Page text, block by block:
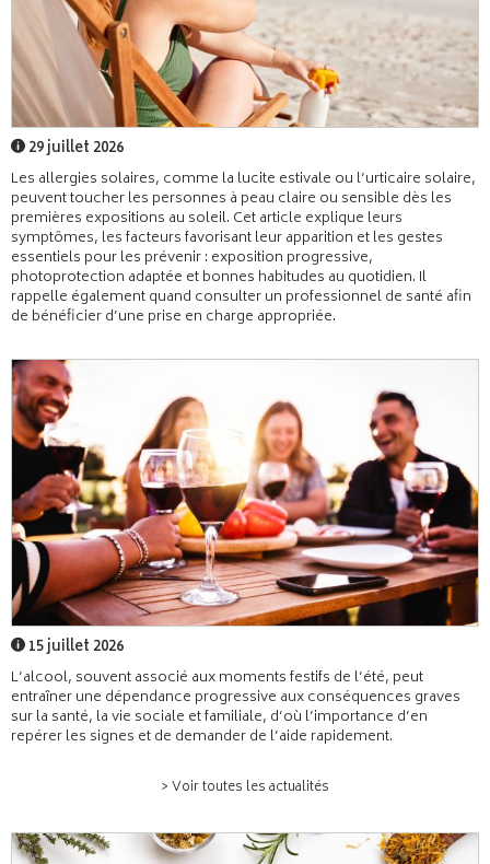
29 juillet 2026
Les allergies solaires, comme la lucite estivale ou l’urticaire solaire,
peuvent toucher les personnes à peau claire ou sensible dès les
premières expositions au soleil. Cet article explique leurs
symptômes, les facteurs favorisant leur apparition et les gestes
essentiels pour les prévenir : exposition progressive,
photoprotection adaptée et bonnes habitudes au quotidien. Il
rappelle également quand consulter un professionnel de santé afin
de bénéficier d’une prise en charge appropriée.
15 juillet 2026
L’alcool, souvent associé aux moments festifs de l’été, peut
entraîner une dépendance progressive aux conséquences graves
sur la santé, la vie sociale et familiale, d’où l’importance d’en
repérer les signes et de demander de l’aide rapidement.
> Voir toutes les actualités